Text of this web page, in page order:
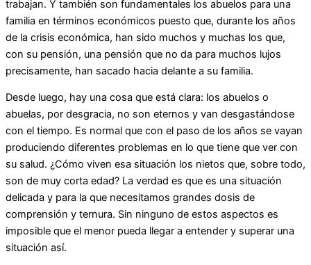
trabajan. Y también son fundamentales los abuelos para una
familia en términos económicos puesto que, durante los años
de la crisis económica, han sido muchos y muchas los que,
con su pensión, una pensión que no da para muchos lujos
precisamente, han sacado hacia delante a su familia.
Desde luego, hay una cosa que está clara: los abuelos o
abuelas, por desgracia, no son eternos y van desgastándose
con el tiempo. Es normal que con el paso de los años se vayan
produciendo diferentes problemas en lo que tiene que ver con
su salud. ¿Cómo viven esa situación los nietos que, sobre todo,
son de muy corta edad? La verdad es que es una situación
delicada y para la que necesitamos grandes dosis de
comprensión y ternura. Sin ninguno de estos aspectos es
imposible que el menor pueda llegar a entender y superar una
situación así.